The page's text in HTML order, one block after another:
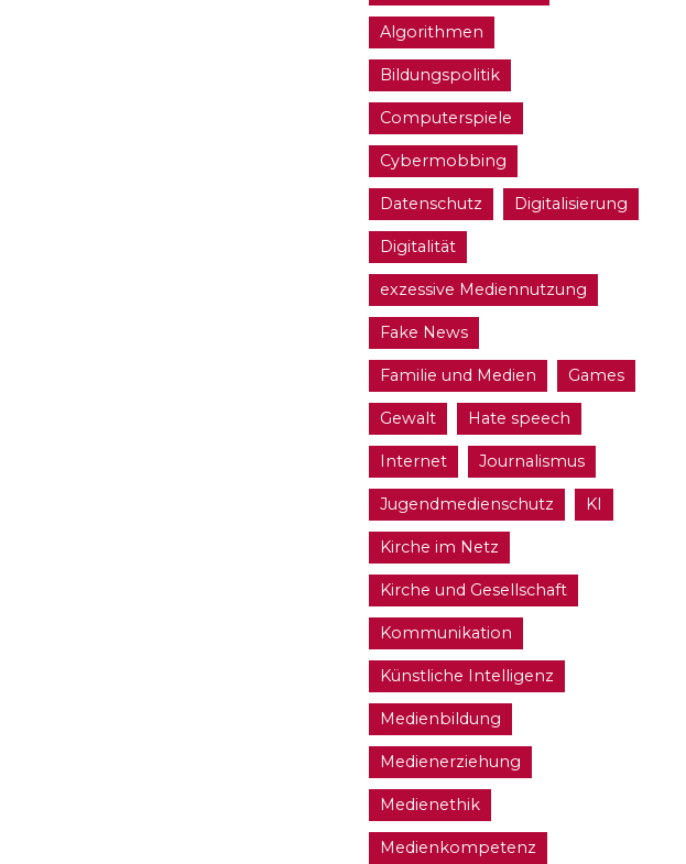
Algorithmen
Bildungspolitik
Computerspiele
Cybermobbing
Datenschutz Digitalisierung
Digitalität
exzessive Mediennutzung
Fake News
Familie und Medien Games
Gewalt Hate speech
Internet Journalismus
Jugendmedienschutz KI
Kirche im Netz
Kirche und Gesellschaft
Kommunikation
Künstliche Intelligenz
Medienbildung
Medienerziehung
Medienethik
Medienkompetenz